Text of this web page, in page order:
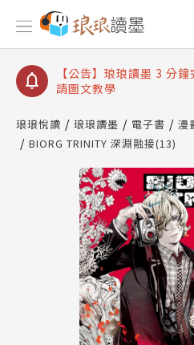
【公告】琅琅讀墨數位
【公告】琅琅讀墨書櫃開
【公告】琅琅讀墨 3 分
請圖文教學
查詢
【公告】琅琅讀墨數位閱
琅琅悅讀 琅琅讀墨 電子書 漫
BIORG TRINITY 深淵融接(13)